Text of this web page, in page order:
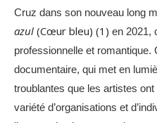
Cruz dans son nouveau long
azul (Cœur bleu) (1) en 2021,
professionnelle et romantique.
documentaire, qui met en
troublantes que les artistes
variété d’organisations et